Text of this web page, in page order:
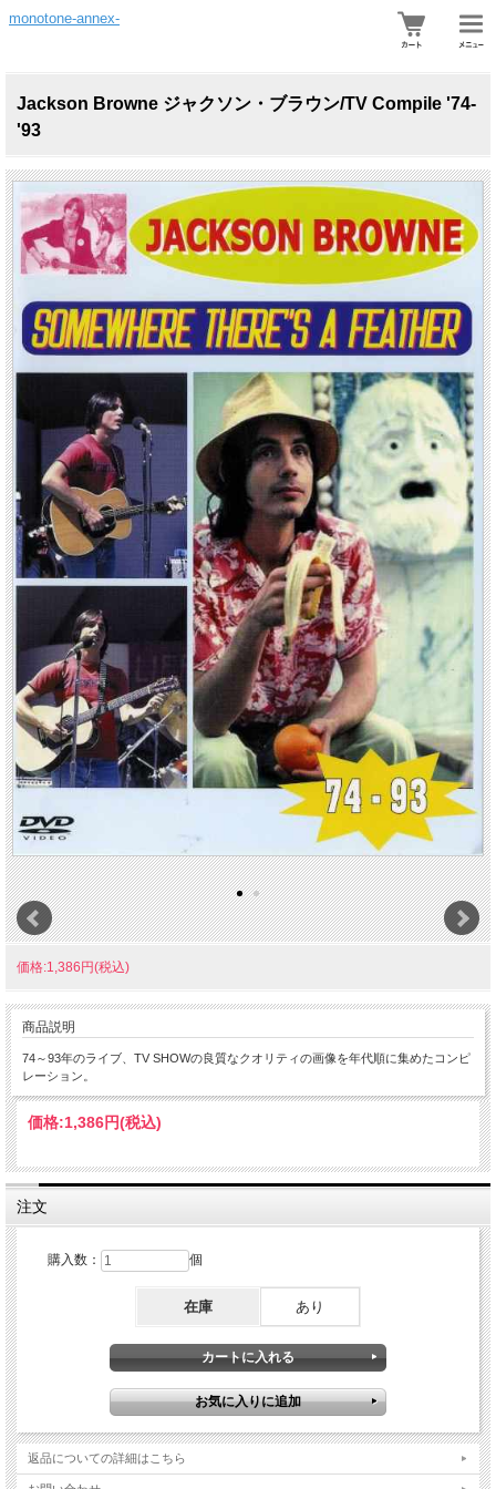
monotone-annex-
Jackson Browne ジャクソン・ブラウン/TV Compile '74-
'93
価格:1,386円(税込)
商品説明
74～93年のライブ、TV SHOWの良質なクオリティの画像を年代順に集めたコンピ
レーション。
価格:1,386円(税込)
注文
購入数： 個
在庫 あり
返品についての詳細はこちら